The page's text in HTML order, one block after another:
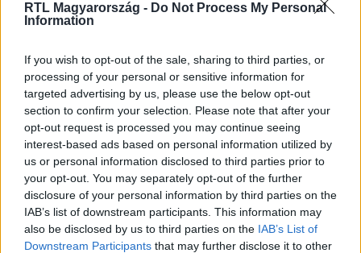
RTL Magyarország - Do Not Process My Personal
Information
If you wish to opt-out of the sale, sharing to third parties, or
processing of your personal or sensitive information for
targeted advertising by us, please use the below opt-out
section to confirm your selection. Please note that after your
opt-out request is processed you may continue seeing
interest-based ads based on personal information utilized by
us or personal information disclosed to third parties prior to
your opt-out. You may separately opt-out of the further
disclosure of your personal information by third parties on the
IAB’s list of downstream participants. This information may
also be disclosed by us to third parties on the IAB’s List of
Downstream Participants that may further disclose it to other
Kövess minket, és értesülj a friss hírekről a
Facebookon is!
Követem
AZ ÁLOMMELÓ